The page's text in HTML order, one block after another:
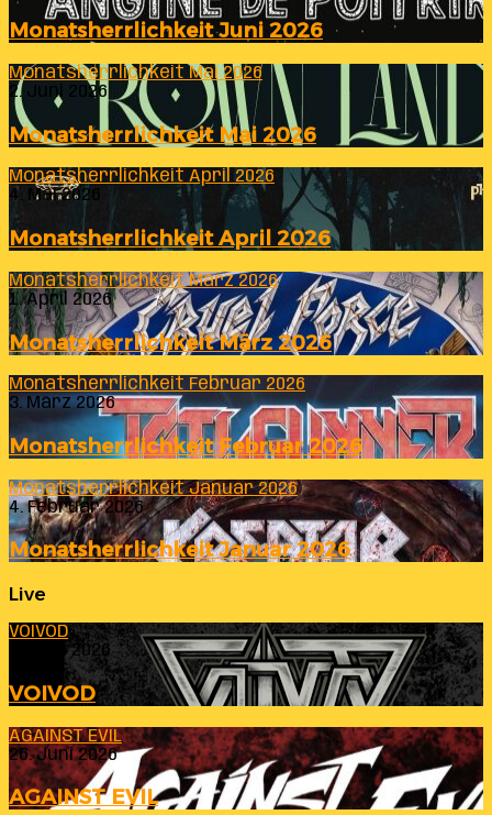
Monatsherrlichkeit Juni 2026
Monatsherrlichkeit Mai 2026
2. Juni 2026
Monatsherrlichkeit Mai 2026
Monatsherrlichkeit April 2026
4. Mai 2026
Monatsherrlichkeit April 2026
Monatsherrlichkeit März 2026
1. April 2026
Monatsherrlichkeit März 2026
Monatsherrlichkeit Februar 2026
3. März 2026
Monatsherrlichkeit Februar 2026
Monatsherrlichkeit Januar 2026
4. Februar 2026
Monatsherrlichkeit Januar 2026
Live
VOIVOD
23. Juli 2026
VOIVOD
AGAINST EVIL
26. Juni 2026
AGAINST EVIL